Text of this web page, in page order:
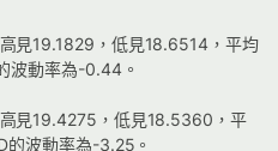
見19.1829，低見18.6514，平均
波動率為-0.44。
見19.4275，低見18.5360，平
的波動率為-3.25。